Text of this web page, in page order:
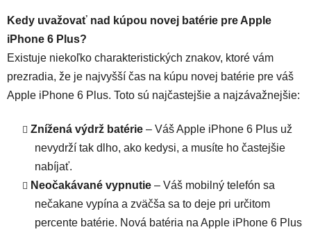
Kedy uvažovať nad kúpou novej batérie pre Apple
iPhone 6 Plus?
Existuje niekoľko charakteristických znakov, ktoré vám
prezradia, že je najvyšší čas na kúpu novej batérie pre váš
Apple iPhone 6 Plus. Toto sú najčastejšie a najzávažnejšie:
Znížená výdrž batérie – Váš Apple iPhone 6 Plus už
nevydrží tak dlho, ako kedysi, a musíte ho častejšie
nabíjať.
Neočakávané vypnutie – Váš mobilný telefón sa
nečakane vypína a zväčša sa to deje pri určitom
percente batérie. Nová batéria na Apple iPhone 6 Plus